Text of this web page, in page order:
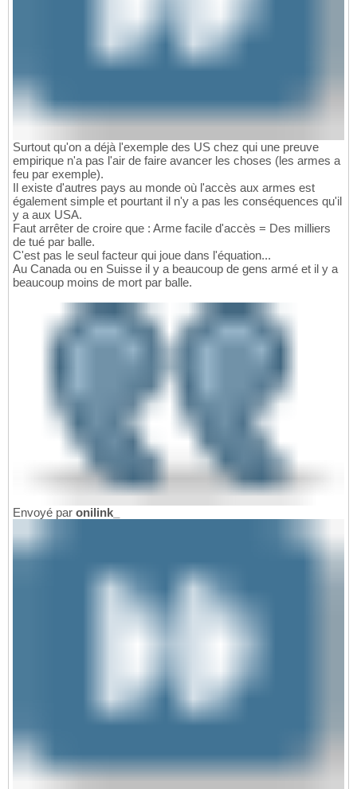
Surtout qu'on a déjà l'exemple des US chez qui une preuve
empirique n'a pas l'air de faire avancer les choses (les armes a
feu par exemple).
Il existe d'autres pays au monde où l'accès aux armes est
également simple et pourtant il n'y a pas les conséquences qu'il
y a aux USA.
Faut arrêter de croire que : Arme facile d'accès = Des milliers
de tué par balle.
C'est pas le seul facteur qui joue dans l'équation...
Au Canada ou en Suisse il y a beaucoup de gens armé et il y a
beaucoup moins de mort par balle.
Envoyé par onilink_